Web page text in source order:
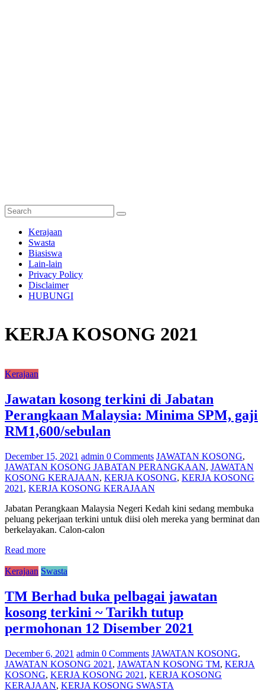
Semakan
Bantuan
Semakan
untuk
semua
Kerajaan
Swasta
Biasiswa
Lain-lain
Privacy Policy
Disclaimer
HUBUNGI
KERJA KOSONG 2021
Kerajaan
Jawatan kosong terkini di Jabatan
Perangkaan Malaysia: Minima SPM, gaji
RM1,600/sebulan
December 15, 2021 admin 0 Comments JAWATAN KOSONG,
JAWATAN KOSONG JABATAN PERANGKAAN, JAWATAN
KOSONG KERAJAAN, KERJA KOSONG, KERJA KOSONG
2021 , KERJA KOSONG KERAJAAN
Jabatan Perangkaan Malaysia Negeri Kedah kini sedang membuka
peluang pekerjaan terkini untuk diisi oleh mereka yang berminat dan
berkelayakan. Calon-calon
Read more
Kerajaan Swasta
TM Berhad buka pelbagai jawatan
kosong terkini ~ Tarikh tutup
permohonan 12 Disember 2021
December 6, 2021 admin 0 Comments JAWATAN KOSONG,
JAWATAN KOSONG 2021 , JAWATAN KOSONG TM, KERJA
KOSONG, KERJA KOSONG 2021 , KERJA KOSONG
KERAJAAN, KERJA KOSONG SWASTA